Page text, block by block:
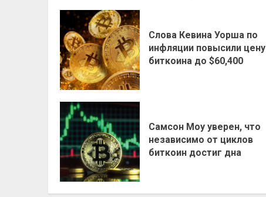
Слова Кевина Уорша по
инфляции повысили цену
биткоина до $60,400
Самсон Моу уверен, что
независимо от циклов
биткоин достиг дна